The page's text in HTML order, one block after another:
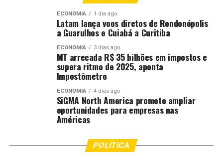
essa solução vai ocorrer a partir de uma Medida
Provisória”, afirmou.
Ao comentar o alcance da proposta, Pimenta defendeu
que o projeto seja direcionado aos produtores atingidos
por eventos climáticos, como enchentes e estiagem. Na
avaliação dele, ampliar a medida para todos os
agricultores do país afetados por variação de preços ou
por variação no custo dos insumos mudaria
completamente o escopo da iniciativa.
“Minha opinião pessoal é de que o projeto deve ser para
quem foi atingido por eventos climáticos, pelas
ECONOMIA 1 dia ago
Latam lança voos diretos de Rondonópolis
a Guarulhos e Cuiabá a Curitiba
ECONOMIA 3 dias ago
MT arrecada R$ 35 bilhões em impostos e
supera ritmo de 2025, aponta
Impostômetro
ECONOMIA 4 dias ago
SiGMA North America promete ampliar
oportunidades para empresas nas
Américas
POLÍTICA